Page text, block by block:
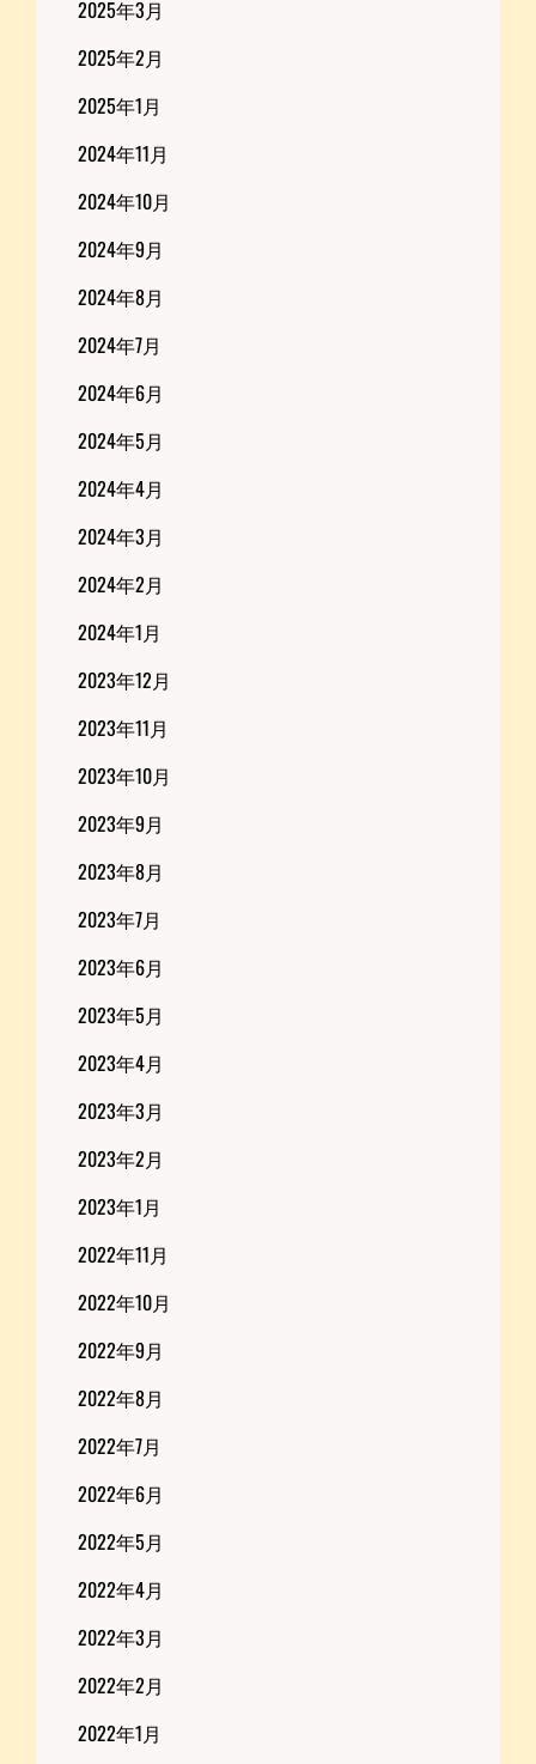
2025年3月
2025年2月
2025年1月
2024年11月
2024年10月
2024年9月
2024年8月
2024年7月
2024年6月
2024年5月
2024年4月
2024年3月
2024年2月
2024年1月
2023年12月
2023年11月
2023年10月
2023年9月
2023年8月
2023年7月
2023年6月
2023年5月
2023年4月
2023年3月
2023年2月
2023年1月
2022年11月
2022年10月
2022年9月
2022年8月
2022年7月
2022年6月
2022年5月
2022年4月
2022年3月
2022年2月
2022年1月